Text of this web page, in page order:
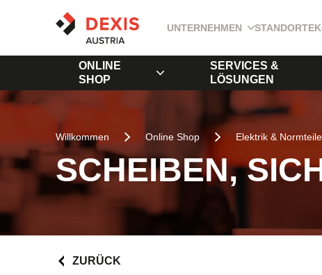
UNTERNEHMEN STANDORTE
ONLINE
SHOP
SERVICES &
LÖSUNGEN
Willkommen Online Shop Elektrik & Normteile
SCHEIBEN,
ZURÜCK